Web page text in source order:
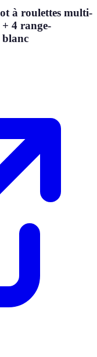
à roulettes multi-
4 range-
blanc